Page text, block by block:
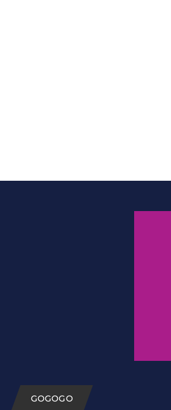
GOGOGO